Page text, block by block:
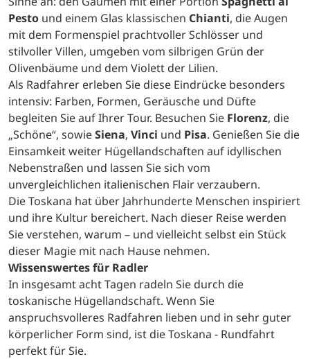
Pesto und einem Glas klassischen Chianti, die Augen
mit dem Formenspiel prachtvoller Schlösser und
stilvoller Villen, umgeben vom silbrigen Grün der
Olivenbäume und dem Violett der Lilien.
Als Radfahrer erleben Sie diese Eindrücke besonders
intensiv: Farben, Formen, Geräusche und Düfte
begleiten Sie auf Ihrer Tour. Besuchen Sie Florenz, die
„Schöne“, sowieSiena, Vinci und Pisa. Genießen Sie die
Einsamkeit weiter Hügellandschaften auf idyllischen
Nebenstraßen und lassen Sie sich vom
unvergleichlichen italienischen Flair verzaubern.
Die Toskana hat über Jahrhunderte Menschen inspiriert
und ihre Kultur bereichert. Nach dieser Reise werden
Sie verstehen, warum – und vielleicht selbst ein Stück
dieser Magie mit nach Hause nehmen.
Wissenswertes für Radler
In insgesamt acht Tagen radeln Sie durch die
toskanische Hügellandschaft. Wenn Sie
anspruchsvolleres Radfahren lieben und in sehr guter
körperlicher Form sind, ist die Toskana - Rundfahrt
perfekt für Sie.